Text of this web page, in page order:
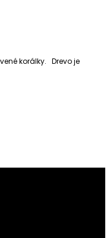
korálky. Drevo je